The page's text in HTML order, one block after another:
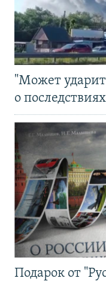
"Может
о
Подарок от